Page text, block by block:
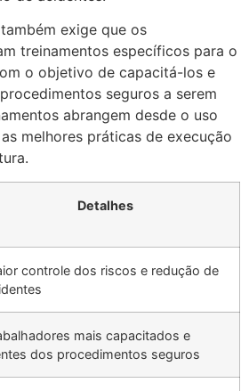
exige que os
treinamentos específicos para o
o objetivo de capacitá-los e
seguros a serem
abrangem desde o uso
melhores práticas de execução
Detalhes
controle dos riscos e redução de
mais capacitados e
dos procedimentos seguros